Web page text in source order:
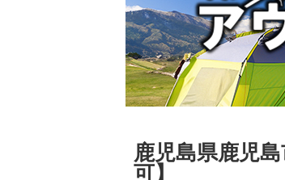
鹿児島県鹿児
可】